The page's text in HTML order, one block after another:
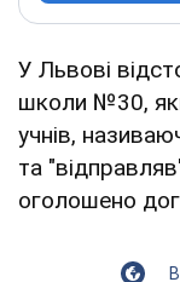
У Львові
школи №30,
учнів,
та
оголошено